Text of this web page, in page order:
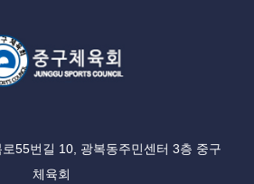
55번길 10, 광복동주민센터 3층 중구
체육회